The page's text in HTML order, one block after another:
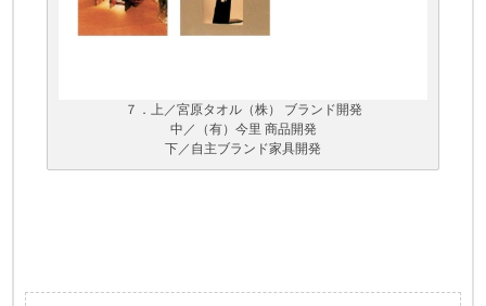
７．上／宮原タオル（株） ブランド開発
中／（有）今里 商品開発
下／自主ブランド家具開発